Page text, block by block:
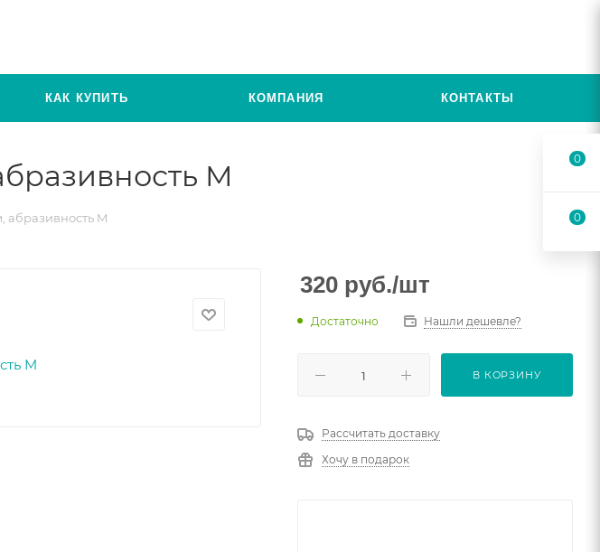
КАК КУПИТЬ КОМПАНИЯ КОНТАКТЫ
M
M
320 руб./шт
Достаточно Нашли дешевле?
В КОРЗИНУ
Рассчитать доставку
Хочу в подарок
0
0